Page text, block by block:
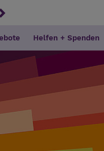
Helfen + Spenden